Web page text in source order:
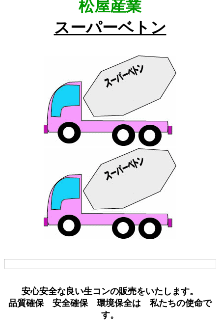
松屋産業
スーパーベトン
安心安全な良い生コンの販売をいたします。
品質確保 安全確保 環境保全は 私たちの使命で
す。